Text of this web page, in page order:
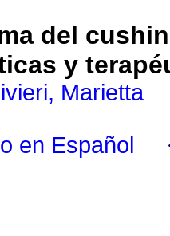
del
y
Marietta
en Español